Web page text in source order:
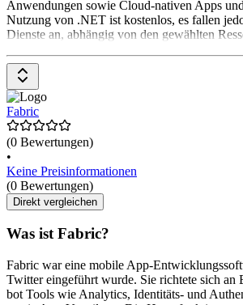
Anwendungen sowie Cloud-nativen Apps
Nutzung von .NET ist kostenlos, es fallen
Dienste an, abhängig von den gewählten
Fabric
(0 Bewertungen)
•
Keine Preisinformationen
(0 Bewertungen)
Direkt vergleichen
Was ist Fabric?
Fabric war eine mobile App-
Twitter eingeführt wurde. Sie richtete sich
bot Tools wie Analytics, Identitäts- und